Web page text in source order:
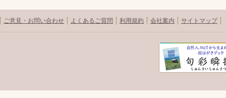
ご意見・お問い合わせ よくあるご質問 利用規約 会社案内 サイトマップ